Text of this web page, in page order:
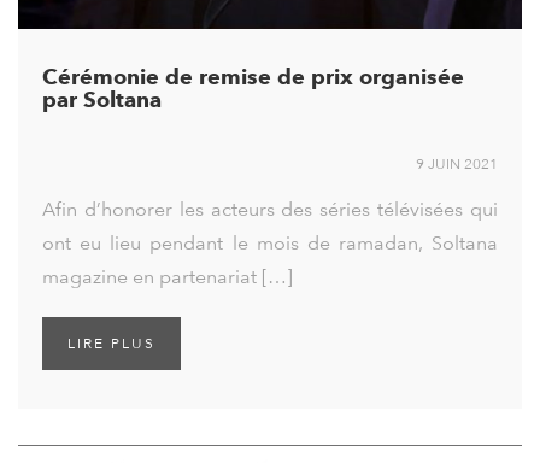
Cérémonie de remise de prix organisée
par Soltana
9 JUIN 2021
Afin d’honorer les acteurs des séries télévisées qui
ont eu lieu pendant le mois de ramadan, Soltana
magazine en partenariat […]
LIRE PLUS